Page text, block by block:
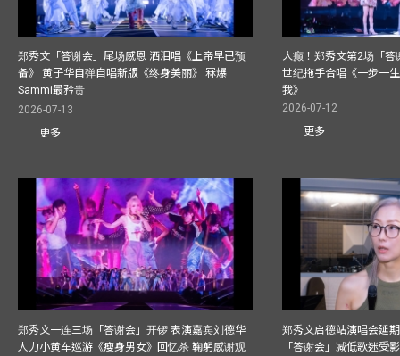
郑秀文「答谢会」尾场感恩 洒泪唱《上帝早已预
备》 黄子华自弹自唱新版《终身美丽》 冧爆
Sammi最矜贵
2026-07-13
更多
大癫！郑秀文第2场「
世纪拖手合唱《一步一
我》
2026-07-12
更多
郑秀文一连三场「答谢会」开锣 表演嘉宾刘德华
人力小黄车巡游《瘦身男女》回忆杀 鞠躬感谢观
郑秀文启德站演唱会延
「答谢会」减低歌迷受